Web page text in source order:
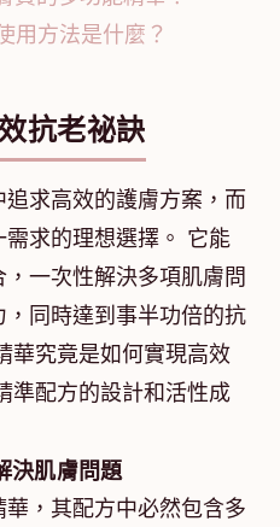
用方法是什麼？
抗老祕訣
求高效的護膚方案，而
求的理想選擇。 它能
一次性解決多項肌膚問
同時達到事半功倍的抗
華究竟是如何實現高效
準配方的設計和活性成
決肌膚問題
，其配方中必然包含多